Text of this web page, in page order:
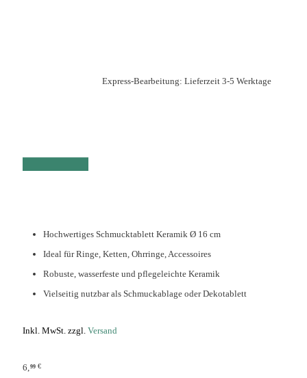
Express-Bearbeitung: Lieferzeit 3-5 Werktage
Hochwertiges Schmucktablett Keramik Ø 16 cm
Ideal für Ringe, Ketten, Ohrringe, Accessoires
Robuste, wasserfeste und pflegeleichte Keramik
Vielseitig nutzbar als Schmuckablage oder Dekotablett
Inkl. MwSt. zzgl. Versand
6,99 €